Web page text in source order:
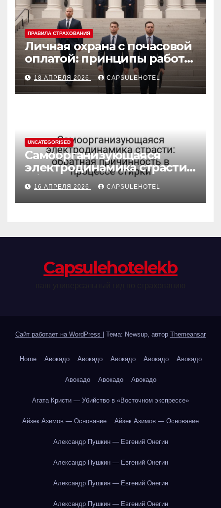
ПРАВИЛА СТРАХОВАНИЯ
Личная охрана с почасовой
оплатой: принципы работы
и правовые аспекты
18 АПРЕЛЯ 2026 CAPSULEHOTEL
UNCATEGORISED
Самоорганизующаяся
электродинамика страсти:
обратная причинность в
процессе стирки
16 АПРЕЛЯ 2026 CAPSULEHOTEL
Сapsulehotelekb
Сайт работает на WordPress Тема: Newsup, автор Themeansar
Home Авокадо Авокадо Авокадо Авокадо Авокадо
Авокадо Авокадо Авокадо
Агата Кристи — Убийство в «Восточном экспрессе»
Айзек Азимов — Основание Айзек Азимов — Основание
Александр Пушкин — Евгений Онегин
Александр Пушкин — Евгений Онегин
Александр Пушкин — Евгений Онегин
Александр Пушкин — Евгений Онегин